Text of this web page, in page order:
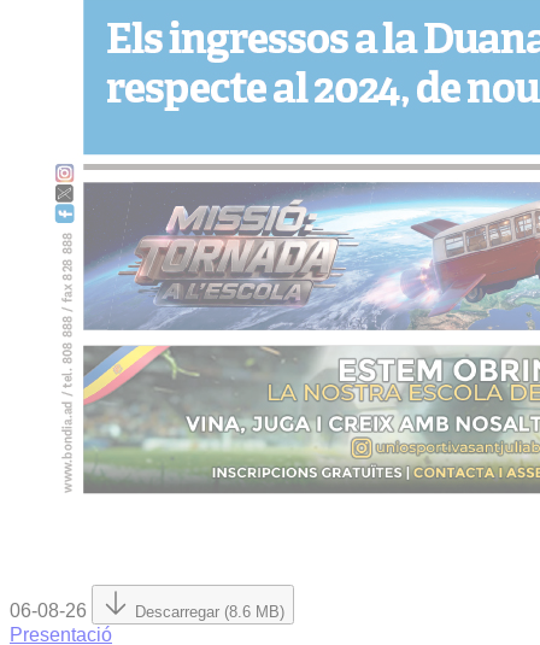
06-08-26 Descarregar (8.6 MB)
Presentació